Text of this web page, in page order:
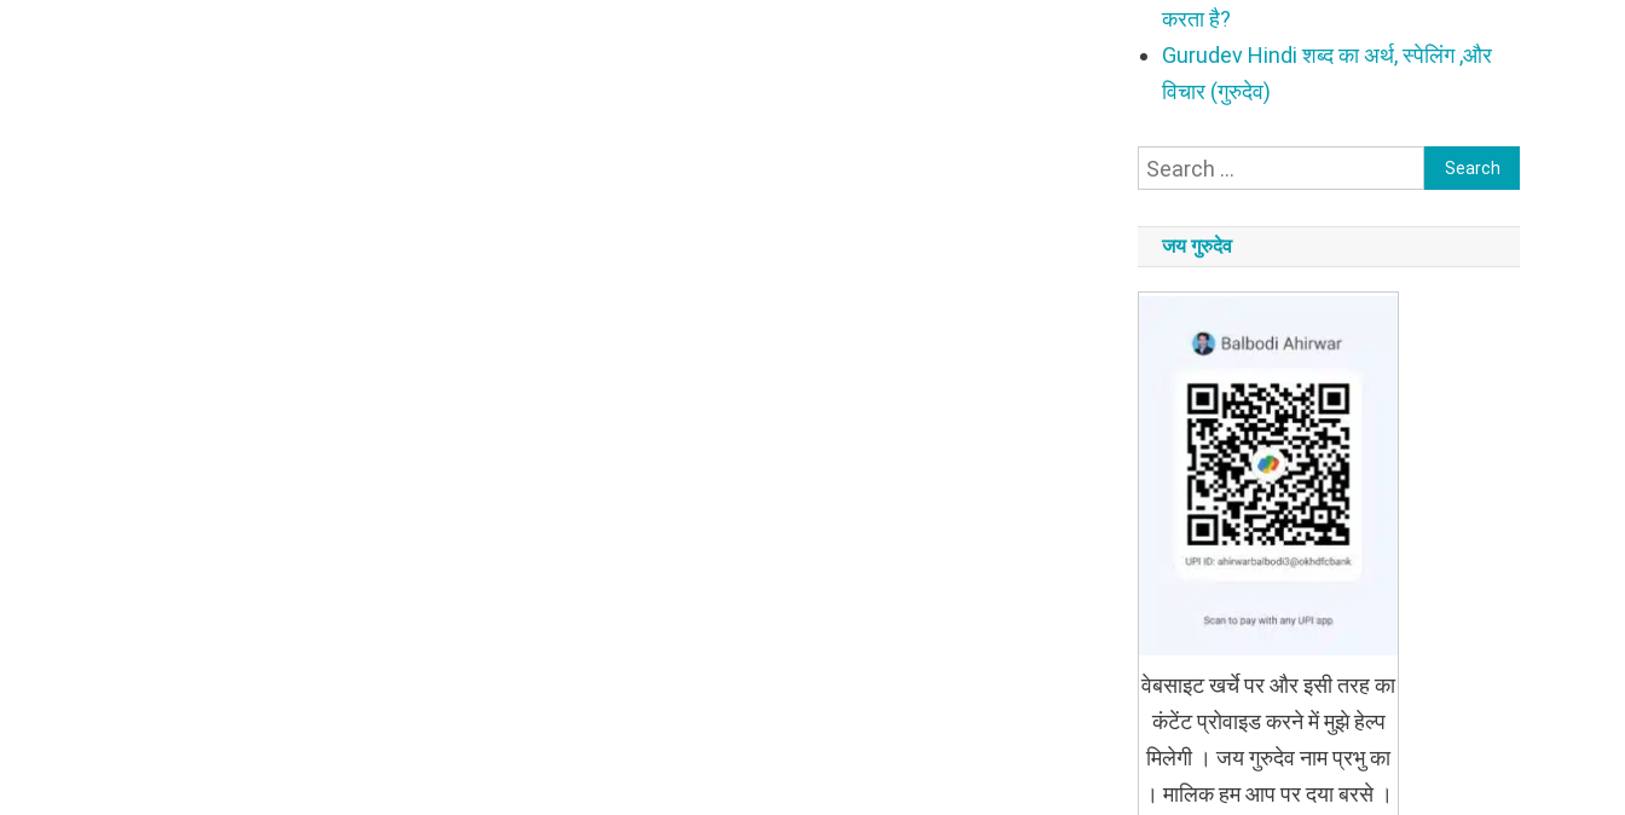
करता है?
Gurudev Hindi शब्द का अर्थ, स्पेलिंग ,और
विचार (गुरुदेव)
Search
जय गुरुदेव
वेबसाइट खर्चे पर और इसी तरह का
कंटेंट प्रोवाइड करने में मुझे हेल्प
मिलेगी । जय गुरुदेव नाम प्रभु का
। मालिक हम आप पर दया बरसे ।